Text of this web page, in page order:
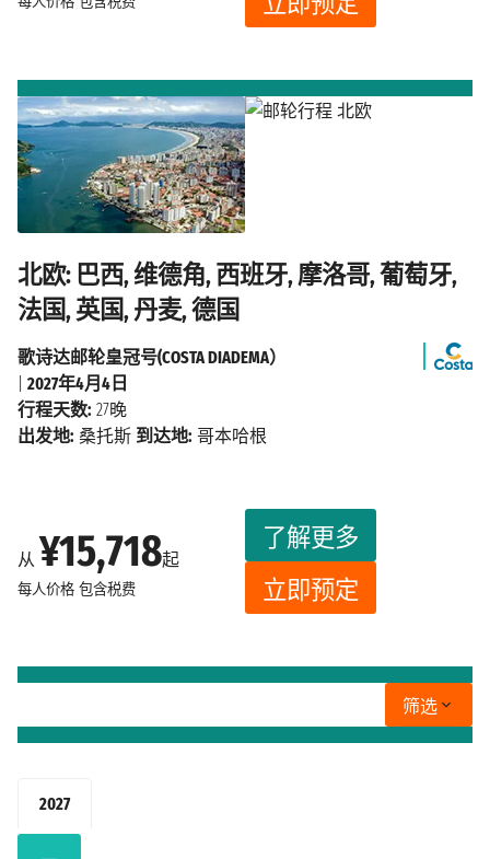
2027
北欧: 巴西, 维德角, 西班牙, 摩洛哥, 葡萄牙,
法国, 英国, 丹麦, 德国
从 ¥15,718起
每人价格 包含税费
了解更多
立即预定
歌诗达邮轮皇冠号(COSTA DIADEMA）
2027年4月4日
行程天数: 27晚
出发地: 桑托斯 到达地: 哥本哈根
筛选